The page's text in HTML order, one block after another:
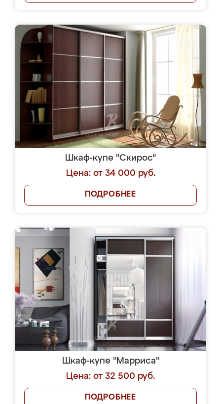
Шкаф-купе "Скирос"
Цена: от 34 000 руб.
ПОДРОБНЕЕ
Шкаф-купе "Марриса"
Цена: от 32 500 руб.
ПОДРОБНЕЕ